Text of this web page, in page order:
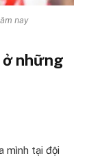
nay
những
mình tại đội